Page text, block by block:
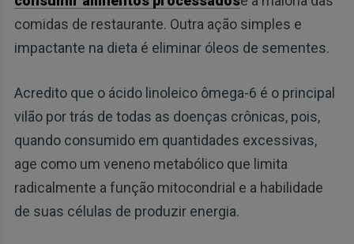
comidas de restaurante. Outra ação simples e
impactante na dieta é eliminar óleos de sementes.
Acredito que o ácido linoleico ômega-6 é o principal
vilão por trás de todas as doenças crônicas, pois,
quando consumido em quantidades excessivas,
age como um veneno metabólico que limita
radicalmente a função mitocondrial e a habilidade
de suas células de produzir energia.